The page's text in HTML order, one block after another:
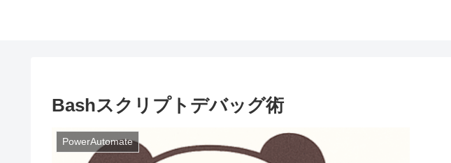
Bashスクリプトデバッグ術
PowerAutomate